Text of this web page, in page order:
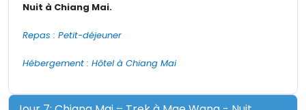
Nuit à Chiang Mai.
Repas : Petit-déjeuner
Hébergement : Hôtel à Chiang Mai